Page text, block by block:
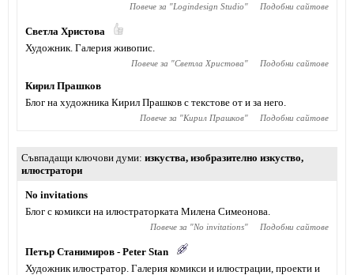
Повече за "Logindesign Studio" Подобни сайтове
Светла Христова
Художник. Галерия живопис.
Повече за "Светла Христова" Подобни сайтове
Кирил Прашков
Блог на художника Кирил Прашков с текстове от и за него.
Повече за "Кирил Прашков" Подобни сайтове
Съвпадащи ключови думи изкуства, изобразително изкуство,
илюстратори
No invitations
Блог с комикси на илюстраторката Милена Симеонова.
Повече за "No invitations" Подобни сайтове
Петър Станимиров - Pеter Stan
Художник илюстратор. Галерия комикси и илюстрации, проекти и